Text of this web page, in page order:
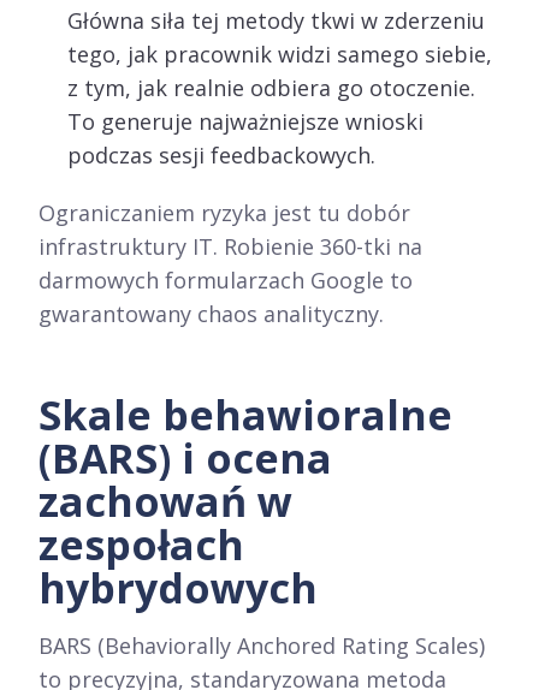
Główna siła tej metody tkwi w zderzeniu
tego, jak pracownik widzi samego siebie,
z tym, jak realnie odbiera go otoczenie.
To generuje najważniejsze wnioski
podczas sesji feedbackowych.
Ograniczaniem ryzyka jest tu dobór
infrastruktury IT. Robienie 360-tki na
darmowych formularzach Google to
gwarantowany chaos analityczny.
Skale behawioralne
(BARS) i ocena
zachowań w
zespołach
hybrydowych
BARS (Behaviorally Anchored Rating Scales)
to precyzyjna, standaryzowana metoda